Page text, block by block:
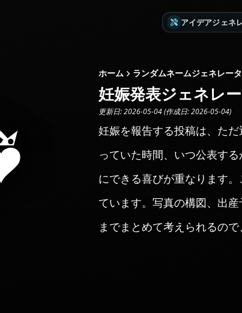
アイデアジェネ
ホーム ランダムネームジェネレー
妊娠発表ジェネレ
更新日: 2026-05-04 (作成日: 2026-05-04)
妊娠を報告する投稿は、た
っていた時間、いつ公表す
にできる喜びが重なります
ています。写真の構図、出
までまとめて考えられるの